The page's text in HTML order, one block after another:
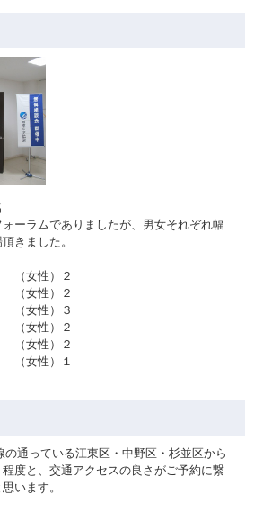
ーラムでありましたが、男女それぞれ幅
きました。
女性）２
女性）２
女性）３
女性）２
女性）２
（女性）１
の通っている江東区・中野区・杉並区から
度と、交通アクセスの良さがご予約に繋
います。